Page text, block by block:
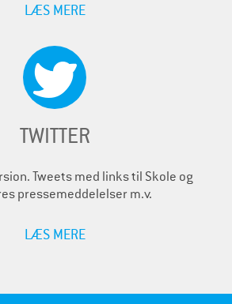
LÆS MERE
TWITTER
Tweets med links til Skole og
pressemeddelelser m.v.
LÆS MERE